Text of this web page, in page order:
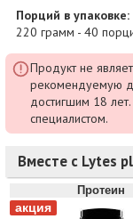
Порций в упаковке:
220 грамм - 40
Продукт не
рекомендуемую
достигшим 18
специалистом.
Вместе с Lytes
Протеин